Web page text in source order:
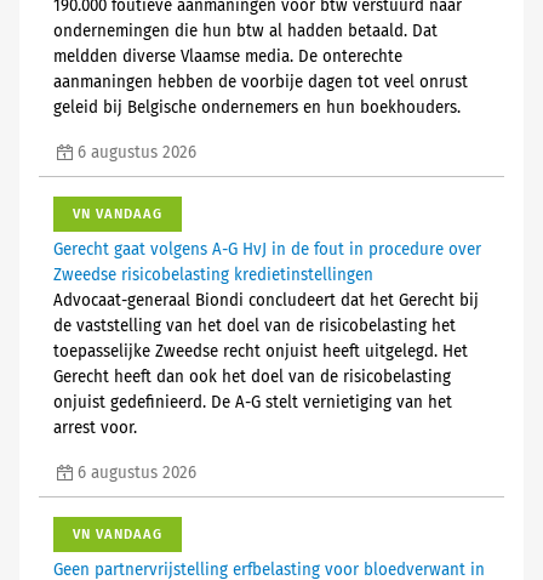
190.000 foutieve aanmaningen voor btw verstuurd naar
ondernemingen die hun btw al hadden betaald. Dat
meldden diverse Vlaamse media. De onterechte
aanmaningen hebben de voorbije dagen tot veel onrust
geleid bij Belgische ondernemers en hun boekhouders.
6 augustus 2026
VN VANDAAG
Gerecht gaat volgens A-G HvJ in de fout in procedure over
Zweedse risicobelasting kredietinstellingen
Advocaat-generaal Biondi concludeert dat het Gerecht bij
de vaststelling van het doel van de risicobelasting het
toepasselijke Zweedse recht onjuist heeft uitgelegd. Het
Gerecht heeft dan ook het doel van de risicobelasting
onjuist gedefinieerd. De A-G stelt vernietiging van het
arrest voor.
6 augustus 2026
VN VANDAAG
Geen partnervrijstelling erfbelasting voor bloedverwant in